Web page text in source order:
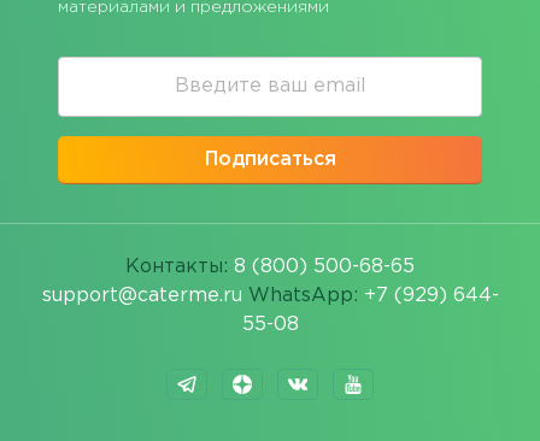
материалами и предложениями
Подписаться
Контакты: 8 (800) 500-68-65
support@caterme.ru WhatsApp: +7 (929) 644-
55-08